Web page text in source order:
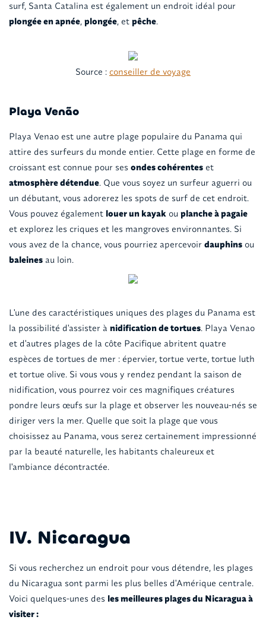
surf, Santa Catalina est également un endroit idéal pour
plongée en apnée, plongée, et pêche.
Source : conseiller de voyage
Playa Venão
Playa Venao est une autre plage populaire du Panama qui
attire des surfeurs du monde entier. Cette plage en forme de
croissant est connue pour ses ondes cohérenteset
atmosphère détendue. Que vous soyez un surfeur aguerri ou
un débutant, vous adorerez les spots de surf de cet endroit.
Vous pouvez également louer un kayak ou planche à pagaie
et explorez les criques et les mangroves environnantes. Si
vous avez de la chance, vous pourriez apercevoir dauphinsou
baleinesau loin.
L'une des caractéristiques uniques des plages du Panama est
la possibilité d'assister à nidification de tortues. Playa Venao
et d'autres plages de la côte Pacifique abritent quatre
espèces de tortues de mer : épervier, tortue verte, tortue luth
et tortue olive. Si vous vous y rendez pendant la saison de
nidification, vous pourrez voir ces magnifiques créatures
pondre leurs œufs sur la plage et observer les nouveau-nés se
diriger vers la mer. Quelle que soit la plage que vous
choisissez au Panama, vous serez certainement impressionné
par la beauté naturelle, les habitants chaleureux et
l'ambiance décontractée.
IV. Nicaragua
Si vous recherchez un endroit pour vous détendre, les plages
du Nicaragua sont parmi les plus belles d'Amérique centrale.
Voici quelques-unes des les meilleures plages du Nicaragua à
visiter :